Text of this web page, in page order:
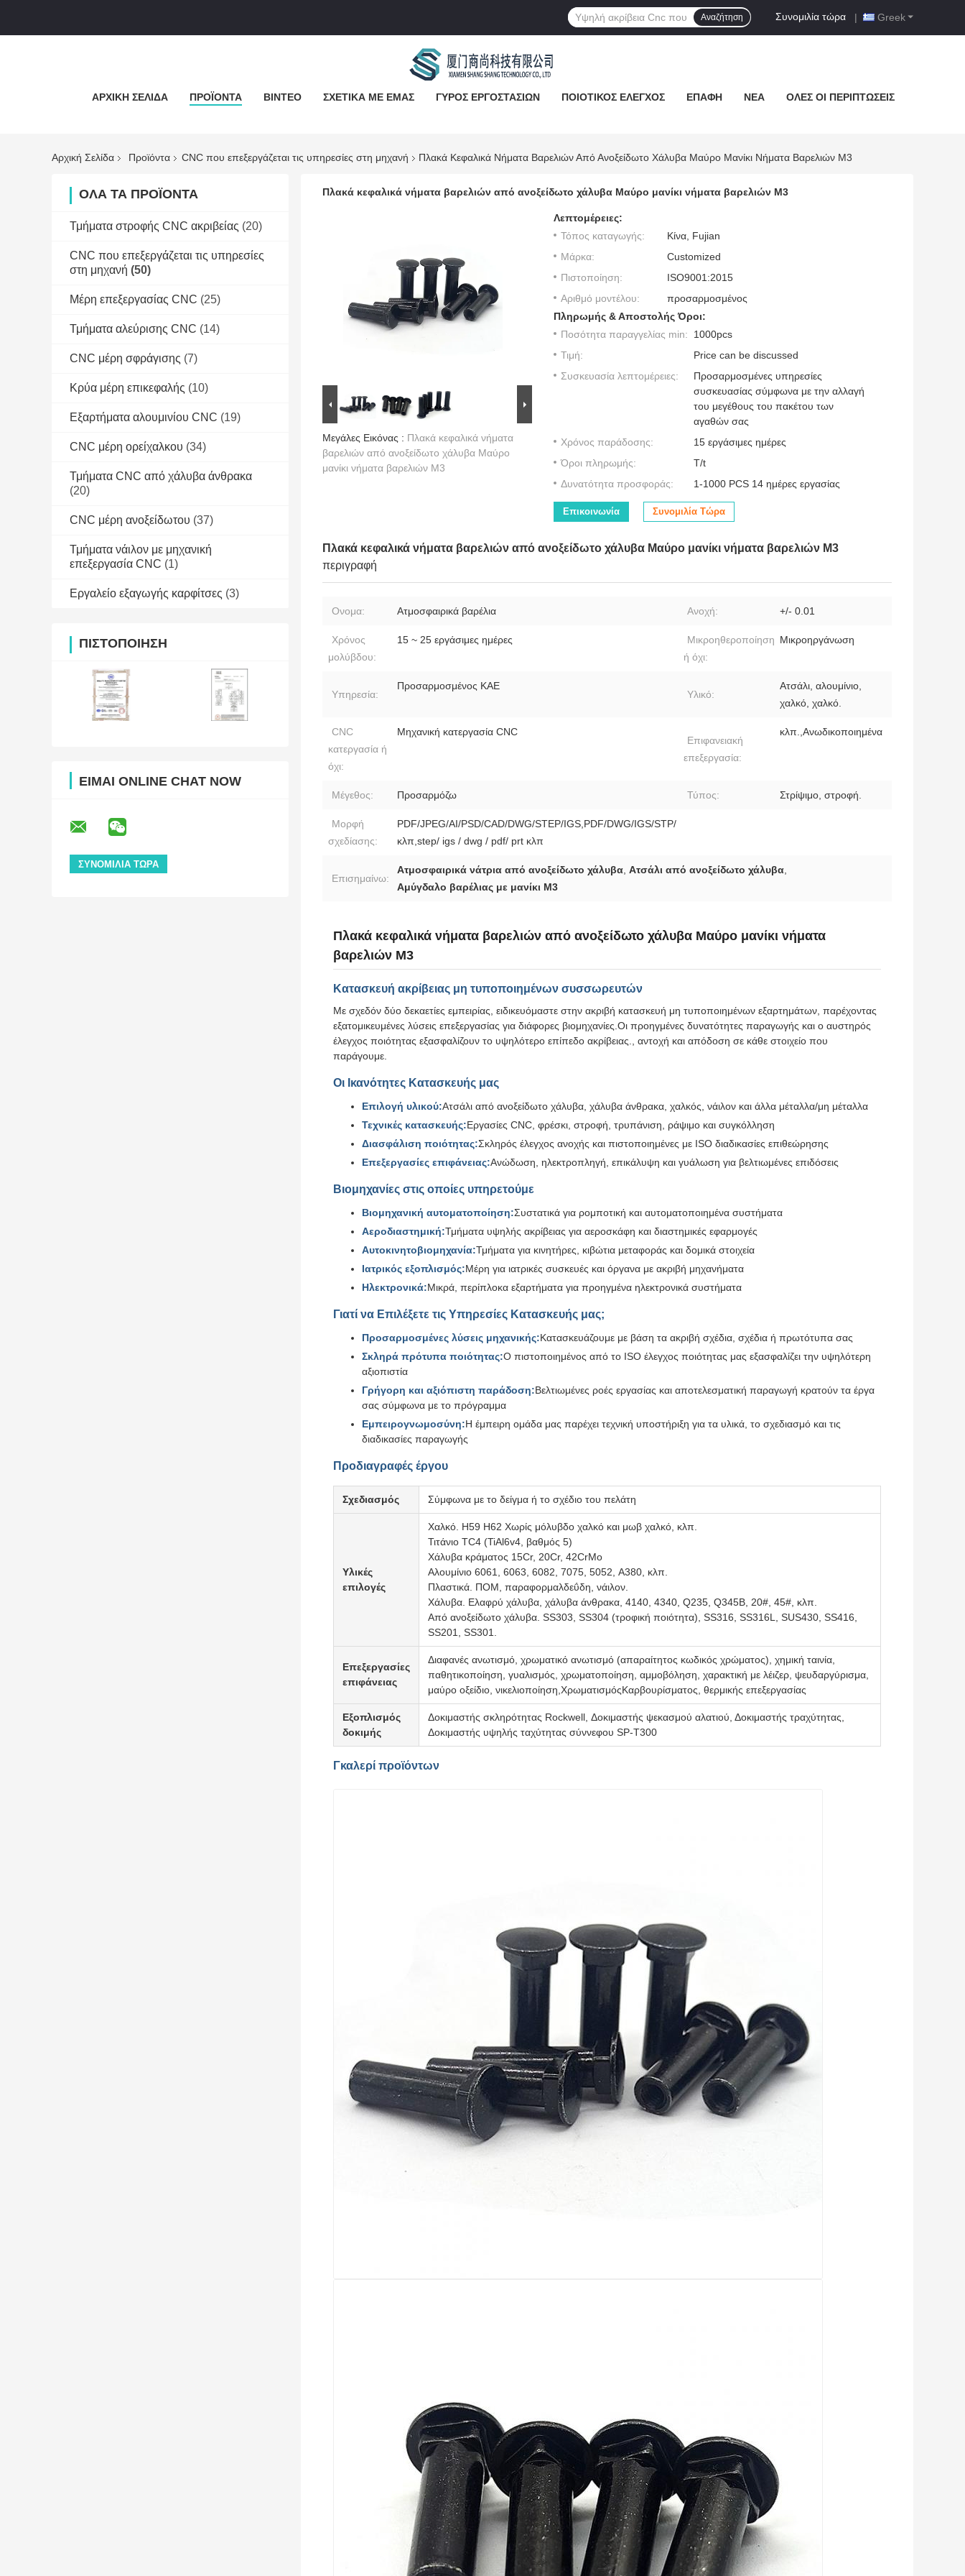
Greek
Συνομιλία τώρα |
Αναζήτηση
ΑΡΧΙΚΉ ΣΕΛΊΔΑ ΠΡΟΪΌΝΤΑ ΒΊΝΤΕΟ ΣΧΕΤΙΚΆ ΜΕ ΕΜΆΣ ΓΎΡΟΣ ΕΡΓΟΣΤΑΣΊΩΝ ΠΟΙΟΤΙΚΌΣ ΈΛΕΓΧΟΣ ΕΠΑΦΉ ΝΈΑ ΌΛΕΣ ΟΙ ΠΕΡΙΠΤΏΣΕΙΣ
Αρχική Σελίδα Προϊόντα CNC που επεξεργάζεται τις υπηρεσίες στη μηχανή Πλακά Κεφαλικά Νήματα Βαρελιών Από Ανοξείδωτο Χάλυβα Μαύρο Μανίκι Νήματα Βαρελιών M3
ΌΛΑ ΤΑ ΠΡΟΪΌΝΤΑ
Τμήματα στροφής CNC ακριβείας (20)
CNC που επεξεργάζεται τις υπηρεσίες
στη μηχανή (50)
Μέρη επεξεργασίας CNC (25)
Τμήματα αλεύρισης CNC (14)
CNC μέρη σφράγισης (7)
Κρύα μέρη επικεφαλής (10)
Εξαρτήματα αλουμινίου CNC (19)
CNC μέρη ορείχαλκου (34)
Τμήματα CNC από χάλυβα άνθρακα
(20)
CNC μέρη ανοξείδωτου (37)
Τμήματα νάιλον με μηχανική
επεξεργασία CNC (1)
Εργαλείο εξαγωγής καρφίτσες (3)
ΠΙΣΤΟΠΟΊΗΣΗ
ΕΊΜΑΙ ONLINE CHAT NOW
Πλακά κεφαλικά νήματα βαρελιών από ανοξείδωτο χάλυβα Μαύρο μανίκι νήματα βαρελιών M3
Μεγάλες Εικόνας : Πλακά κεφαλικά νήματα
βαρελιών από ανοξείδωτο χάλυβα Μαύρο
μανίκι νήματα βαρελιών M3
Λεπτομέρειες:
Τόπος καταγωγής:
Κίνα, Fujian
Μάρκα:
Customized
Πιστοποίηση:
ISO9001:2015
Αριθμό μοντέλου:
προσαρμοσμένος
Πληρωμής & Αποστολής Όροι:
Ποσότητα παραγγελίας min:
1000pcs
Τιμή:
Price can be discussed
Συσκευασία λεπτομέρειες:
Προσαρμοσμένες υπηρεσίες
συσκευασίας σύμφωνα με την αλλαγή
του μεγέθους του πακέτου των
αγαθών σας
Χρόνος παράδοσης:
15 εργάσιμες ημέρες
Όροι πληρωμής:
T/t
Δυνατότητα προσφοράς:
1-1000 PCS 14 ημέρες εργασίας
Επικοινωνία Συνομιλία Τώρα
Πλακά κεφαλικά νήματα βαρελιών από ανοξείδωτο χάλυβα Μαύρο μανίκι νήματα βαρελιών M3
περιγραφή
Ονομα: Ατμοσφαιρικά βαρέλια Ανοχή: +/- 0.01
Χρόνος
μολύβδου:
15 ~ 25 εργάσιμες ημέρες
Μικροηθεροποίηση
ή όχι:
Μικροηργάνωση
Υπηρεσία:
Προσαρμοσμένος ΚΑΕ
Υλικό:
Ατσάλι, αλουμίνιο,
χαλκό, χαλκό.
CNC
κατεργασία ή
όχι:
Μηχανική κατεργασία CNC
Επιφανειακή
επεξεργασία:
κλπ.,Ανωδικοποιημένα
Μέγεθος: Προσαρμόζω Τύπος: Στρίψιμο, στροφή.
Μορφή
σχεδίασης:
PDF/JPEG/AI/PSD/CAD/DWG/STEP/IGS,PDF/DWG/IGS/STP/
κλπ,step/ igs / dwg / pdf/ prt κλπ
Επισημαίνω:
Ατμοσφαιρικά νάτρια από ανοξείδωτο χάλυβα, Ατσάλι από ανοξείδωτο χάλυβα,
Αμύγδαλο βαρέλιας με μανίκι M3
Πλακά κεφαλικά νήματα βαρελιών από ανοξείδωτο χάλυβα Μαύρο μανίκι νήματα
βαρελιών M3
Κατασκευή ακρίβειας μη τυποποιημένων συσσωρευτών
Με σχεδόν δύο δεκαετίες εμπειρίας, ειδικευόμαστε στην ακριβή κατασκευή μη τυποποιημένων εξαρτημάτων, παρέχοντας
εξατομικευμένες λύσεις επεξεργασίας για διάφορες βιομηχανίες.Οι προηγμένες δυνατότητες παραγωγής και ο αυστηρός
έλεγχος ποιότητας εξασφαλίζουν το υψηλότερο επίπεδο ακρίβειας., αντοχή και απόδοση σε κάθε στοιχείο που
παράγουμε.
Οι Ικανότητες Κατασκευής μας
Επιλογή υλικού:Ατσάλι από ανοξείδωτο χάλυβα, χάλυβα άνθρακα, χαλκός, νάιλον και άλλα μέταλλα/μη μέταλλα
Τεχνικές κατασκευής:Εργασίες CNC, φρέσκι, στροφή, τρυπάνιση, ράψιμο και συγκόλληση
Διασφάλιση ποιότητας:Σκληρός έλεγχος ανοχής και πιστοποιημένες με ISO διαδικασίες επιθεώρησης
Επεξεργασίες επιφάνειας:Ανώδωση, ηλεκτροπληγή, επικάλυψη και γυάλωση για βελτιωμένες επιδόσεις
Βιομηχανίες στις οποίες υπηρετούμε
Βιομηχανική αυτοματοποίηση:Συστατικά για ρομποτική και αυτοματοποιημένα συστήματα
Αεροδιαστημική:Τμήματα υψηλής ακρίβειας για αεροσκάφη και διαστημικές εφαρμογές
Αυτοκινητοβιομηχανία:Τμήματα για κινητήρες, κιβώτια μεταφοράς και δομικά στοιχεία
Ιατρικός εξοπλισμός:Μέρη για ιατρικές συσκευές και όργανα με ακριβή μηχανήματα
Ηλεκτρονικά:Μικρά, περίπλοκα εξαρτήματα για προηγμένα ηλεκτρονικά συστήματα
Γιατί να Επιλέξετε τις Υπηρεσίες Κατασκευής μας;
Προσαρμοσμένες λύσεις μηχανικής:Κατασκευάζουμε με βάση τα ακριβή σχέδια, σχέδια ή πρωτότυπα σας
Σκληρά πρότυπα ποιότητας:Ο πιστοποιημένος από το ISO έλεγχος ποιότητας μας εξασφαλίζει την υψηλότερη
αξιοπιστία
Γρήγορη και αξιόπιστη παράδοση:Βελτιωμένες ροές εργασίας και αποτελεσματική παραγωγή κρατούν τα έργα
σας σύμφωνα με το πρόγραμμα
Εμπειρογνωμοσύνη:Η έμπειρη ομάδα μας παρέχει τεχνική υποστήριξη για τα υλικά, το σχεδιασμό και τις
διαδικασίες παραγωγής
Προδιαγραφές έργου
Σχεδιασμός Σύμφωνα με το δείγμα ή το σχέδιο του πελάτη
Υλικές
επιλογές
Χαλκό. H59 H62 Χωρίς μόλυβδο χαλκό και μωβ χαλκό, κλπ.
Τιτάνιο TC4 (TiAl6v4, βαθμός 5)
Χάλυβα κράματος 15Cr, 20Cr, 42CrMo
Αλουμίνιο 6061, 6063, 6082, 7075, 5052, A380, κλπ.
Πλαστικά. ΠΟΜ, παραφορμαλδεΰδη, νάιλον.
Χάλυβα. Ελαφρύ χάλυβα, χάλυβα άνθρακα, 4140, 4340, Q235, Q345B, 20#, 45#, κλπ.
Από ανοξείδωτο χάλυβα. SS303, SS304 (τροφική ποιότητα), SS316, SS316L, SUS430, SS416,
SS201, SS301.
Επεξεργασίες
επιφάνειας
Διαφανές ανωτισμό, χρωματικό ανωτισμό (απαραίτητος κωδικός χρώματος), χημική ταινία,
παθητικοποίηση, γυαλισμός, χρωματοποίηση, αμμοβόληση, χαρακτική με λέιζερ, ψευδαργύρισμα,
μαύρο οξείδιο, νικελιοποίηση,ΧρωματισμόςΚαρβουρίσματος, θερμικής επεξεργασίας
Εξοπλισμός
δοκιμής
Δοκιμαστής σκληρότητας Rockwell, Δοκιμαστής ψεκασμού αλατιού, Δοκιμαστής τραχύτητας,
Δοκιμαστής υψηλής ταχύτητας σύννεφου SP-T300
Γκαλερί προϊόντων